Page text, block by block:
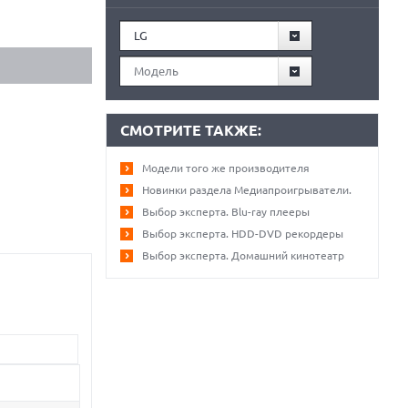
LG
Модель
СМОТРИТЕ ТАКЖЕ:
Модели того же производителя
Новинки раздела Медиапроигрыватели.
Выбор эксперта. Blu-ray плееры
Выбор эксперта. HDD-DVD рекордеры
Выбор эксперта. Домашний кинотеатр